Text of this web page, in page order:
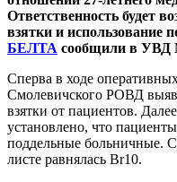
Ответственность будет
взятки и использование
БЕЛТА сообщили в УВД
Сперва в ходе
Смолевичского РОВД
взятки от пациентов.
установлено, что
поддельные больничные.
листе равнялась Br10.